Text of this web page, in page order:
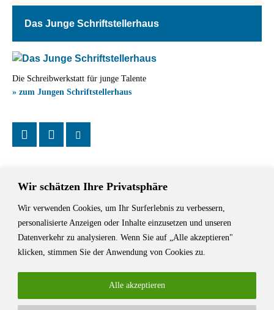
Wir schätzen Ihre Privatsphäre
Wir verwenden Cookies, um Ihr Surferlebnis zu verbessern,
personalisierte Anzeigen oder Inhalte einzusetzen und unseren
Datenverkehr zu analysieren. Wenn Sie auf „Alle akzeptieren"
klicken, stimmen Sie der Anwendung von Cookies zu.
Alle akzeptieren
Das Junge Schriftstellerhaus
Die Schreibwerkstatt für junge Talente
» zum Jungen Schriftstellerhaus
Das Schriftstellerhaus ist ein beliebter Treffpunkt für Autorinnen und
Autoren aus Stuttgart und der Region sowie ein Veranstaltungsort für
Lesungen, Tagungen und Schreibwerkstätten.